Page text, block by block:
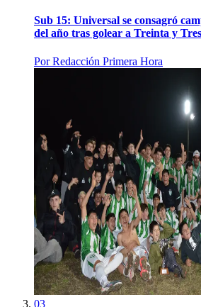
Sub 15: Universal se consagró
del año tras golear a Treinta y Tres
PorRedacción Primera Hora
03